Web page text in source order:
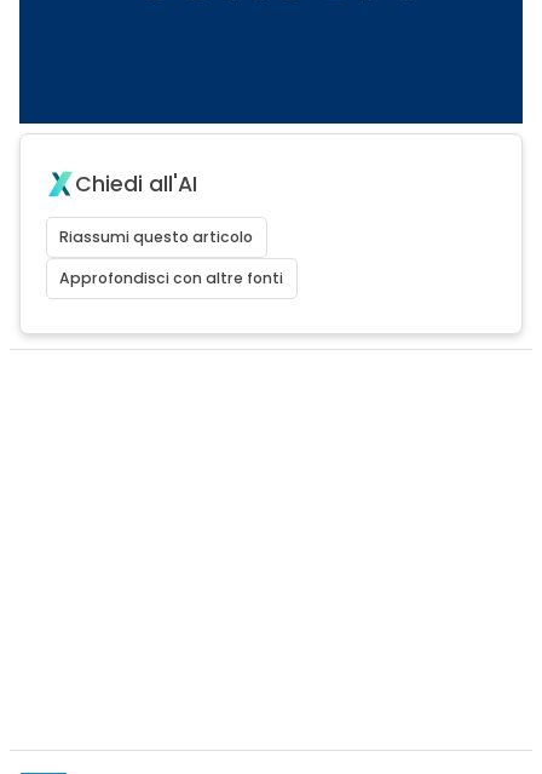
Chiedi all'AI
Riassumi questo articolo
Approfondisci con altre fonti